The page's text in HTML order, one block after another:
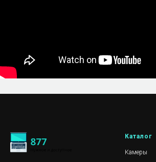
Каталог
Камеры